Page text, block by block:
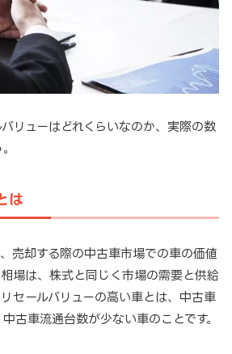
リューはどれくらいなのか、実際の数
は
売却する際の中古車市場での車の価値
場は、株式と同じく市場の需要と供給
セールバリューの高い車とは、中古車
古車流通台数が少ない車のことです。